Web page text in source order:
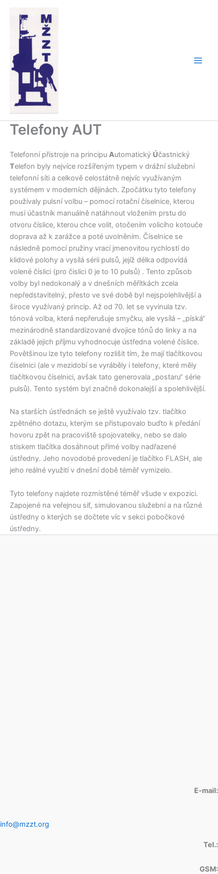
Telefony AUT
Telefonní přístroje na principu Automatický Účastnický
Telefon byly nejvíce rozšířeným typem v drážní služební
telefonní síti a celkově celostátně nejvíc využívaným
systémem v moderních dějinách. Zpočátku tyto telefony
používaly pulsní volbu – pomocí rotační číselnice, kterou
musí účastník manuálně natáhnout vložením prstu do
otvoru číslice, kterou chce volit, otočením volicího kotouče
doprava až k zarážce a poté uvolněním. Číselnice se
následně pomocí pružiny vrací jmenovitou rychlostí do
klidové polohy a vysílá sérii pulsů, jejíž délka odpovídá
volené číslici (pro čislici 0 je to 10 pulsů) . Tento způsob
volby byl nedokonalý a v dnešních měřítkách zcela
nepředstavitelný, přesto ve své době byl nejspolehlivější a
široce využívaný princip. Až od 70. let se vyvinula tzv.
tónová volba, která nepřerušuje smyčku, ale vysílá – „píská“
mezinárodně standardizované dvojice tónů do linky a na
základě jejich příjmu vyhodnocuje ústředna volené číslice.
Povětšinou lze tyto telefony rozlišit tím, že mají tlačítkovou
číselnici (ale v mezidobí se vyráběly i telefony, které měly
tlačítkovou číselnici, avšak tato generovala „postaru“ série
pulsů). Tento systém byl značně dokonalejší a spolehlivější.
Na starších ústřednách se ještě využívalo tzv. tlačítko
zpětného dotazu, kterým se přistupovalo buďto k předání
hovoru zpět na pracoviště spojovatelky, nebo se dalo
stiskem tlačítka dosáhnout přímé volby nadřazené
ústředny. Jeho novodobé provedení je tlačítko FLASH, ale
jeho reálné využití v dnešní době téměř vymizelo.
Tyto telefony najdete rozmístěné téměř všude v expozici.
Zapojené na veřejnou síť, simulovanou služební a na různé
ústředny o kterých se dočtete víc v sekci pobočkové
ústředny.
E-mail:
info@mzzt.org
Tel.:
GSM: